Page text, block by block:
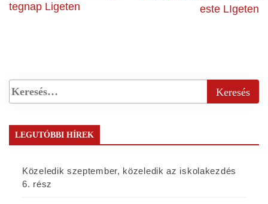
tegnap Ligeten
este LIgeten
LEGUTÓBBI HÍREK
Közeledik szeptember, közeledik az iskolakezdés
6. rész